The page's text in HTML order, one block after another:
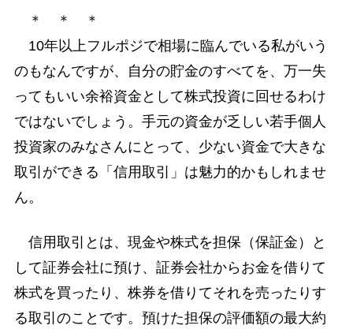
＊ ＊ ＊
10年以上フルポジで相場に臨んでいる私がいう
のもなんですが、自分の貯金のすべてを、万一失
ってもいい余裕資金として株式投資に回せるわけ
ではないでしょう。手元の資金が乏しい若手個人
投資家のみなさんにとって、少ない資金で大きな
取引ができる「信用取引」は魅力的かもしれませ
ん。
信用取引とは、現金や株式を担保（保証金）と
して証券会社に預け、証券会社からお金を借りて
株式を買ったり、株券を借りてそれを売ったりす
る取引のことです。預けた担保の評価額の最大約